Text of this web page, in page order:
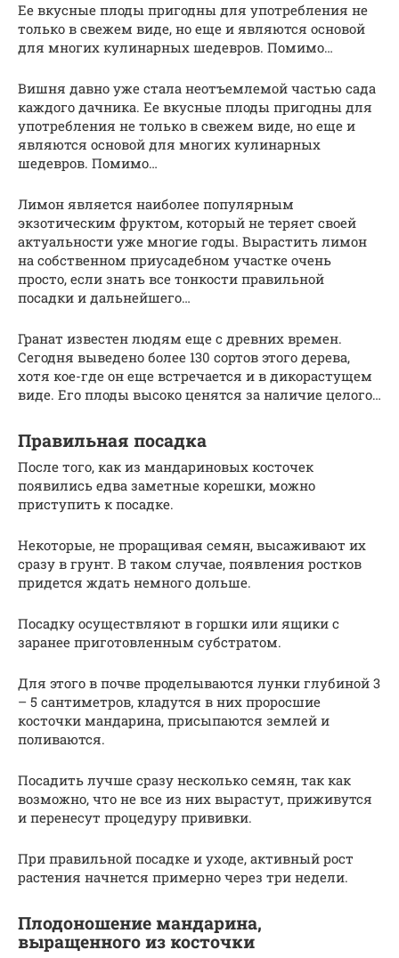
Ее вкусные плоды пригодны для употребления не
только в свежем виде, но еще и являются основой
для многих кулинарных шедевров. Помимо…
Вишня давно уже стала неотъемлемой частью сада
каждого дачника. Ее вкусные плоды пригодны для
употребления не только в свежем виде, но еще и
являются основой для многих кулинарных
шедевров. Помимо…
Лимон является наиболее популярным
экзотическим фруктом, который не теряет своей
актуальности уже многие годы. Вырастить лимон
на собственном приусадебном участке очень
просто, если знать все тонкости правильной
посадки и дальнейшего…
Гранат известен людям еще с древних времен.
Сегодня выведено более 130 сортов этого дерева,
хотя кое-где он еще встречается и в дикорастущем
виде. Его плоды высоко ценятся за наличие целого…
Правильная посадка
После того, как из мандариновых косточек
появились едва заметные корешки, можно
приступить к посадке.
Некоторые, не проращивая семян, высаживают их
сразу в грунт. В таком случае, появления ростков
придется ждать немного дольше.
Посадку осуществляют в горшки или ящики с
заранее приготовленным субстратом.
Для этого в почве проделываются лунки глубиной 3
– 5 сантиметров, кладутся в них проросшие
косточки мандарина, присыпаются землей и
поливаются.
Посадить лучше сразу несколько семян, так как
возможно, что не все из них вырастут, приживутся
и перенесут процедуру прививки.
При правильной посадке и уходе, активный рост
растения начнется примерно через три недели.
Плодоношение мандарина,
выращенного из косточки